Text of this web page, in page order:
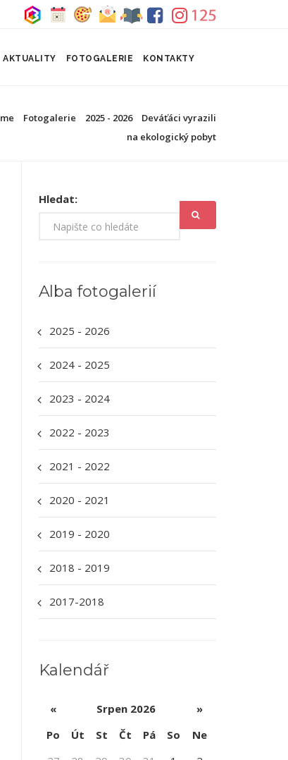
AKTUALITY FOTOGALERIE KONTAKTY
Fotogalerie 2025 - 2026
Deváťáci vyrazili
na ekologický pobyt
Hledat:
Alba fotogalerií
2025 - 2026
2024 - 2025
2023 - 2024
2022 - 2023
2021 - 2022
2020 - 2021
2019 - 2020
2018 - 2019
2017-2018
Kalendář
« Srpen 2026
»
Po
Út St Čt Pá So
Ne